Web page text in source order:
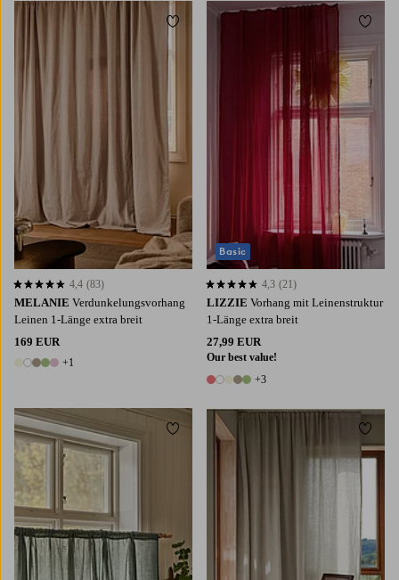
MELANIE Verdunkelungsvorhang
Leinen 1-Länge extra breit
169 EUR
6 Farben
+1
4,4 basierend auf 83 Bewertungen
4,4 (83)
Zu Favoriten hinzufügen
LIZZIE Vorhang mit Leinenstruktur
1-Länge extra breit
27,99 EUR
Our best value!
8 Farben
+3
4,3 basierend auf 21 Bewertungen
4,3 (21)
Basic
Zu
Zu Favoriten hinzufügen Zu